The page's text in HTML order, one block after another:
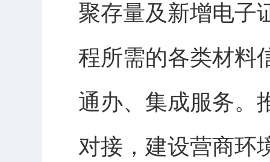
聚存量及新增电子
程所需的各类材料
通办、集成服务。
对接，建设营商环